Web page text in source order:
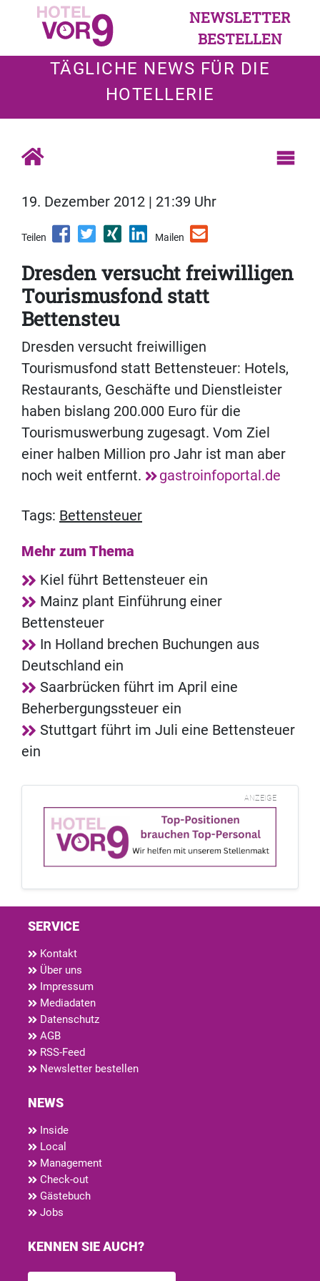
NEWSLETTER
BESTELLEN
TÄGLICHE NEWS FÜR DIE
HOTELLERIE
19. Dezember 2012 | 21:39 Uhr
Teilen Mailen
Dresden versucht freiwilligen
Tourismusfond statt
Bettensteu
Dresden versucht freiwilligen
Tourismusfond statt Bettensteuer: Hotels,
Restaurants, Geschäfte und Dienstleister
haben bislang 200.000 Euro für die
Tourismuswerbung zugesagt. Vom Ziel
einer halben Million pro Jahr ist man aber
noch weit entfernt.
gastroinfoportal.de
Tags: Bettensteuer
Mehr zum Thema
Kiel führt Bettensteuer ein
Mainz plant Einführung einer
Bettensteuer
In Holland brechen Buchungen aus
Deutschland ein
Saarbrücken führt im April eine
Beherbergungssteuer ein
Stuttgart führt im Juli eine Bettensteuer
ein
ANZEIGE
SERVICE
Kontakt
Über uns
Impressum
Mediadaten
Datenschutz
AGB
RSS-Feed
Newsletter bestellen
NEWS
Inside
Local
Management
Check-out
Gästebuch
Jobs
KENNEN SIE AUCH?